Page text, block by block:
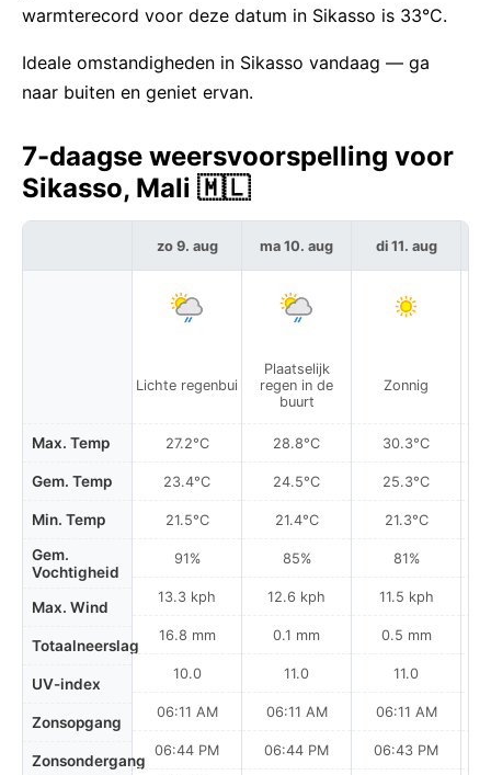
warmterecord voor deze datum in Sikasso is 33°C.
Ideale omstandigheden in Sikasso vandaag — ga
naar buiten en geniet ervan.
7-daagse weersvoorspelling voor
Sikasso, Mali 🇲🇱
Max. Temp
Gem. Temp
Min. Temp
Gem.
Vochtigheid
Max. Wind
Totaalneerslag
UV-index
Zonsopgang
Zonsondergang
zo 9. aug
Lichte regenbui
27.2°C
23.4°C
21.5°C
91%
13.3 kph
16.8 mm
10.0
06:11 AM
06:44 PM
ma 10. aug
Plaatselijk
regen in de
buurt
28.8°C
24.5°C
21.4°C
85%
12.6 kph
0.1 mm
11.0
06:11 AM
06:44 PM
di 11. aug
Zonnig
30.3°C
25.3°C
21.3°C
81%
11.5 kph
0.5 mm
11.0
06:11 AM
06:43 PM